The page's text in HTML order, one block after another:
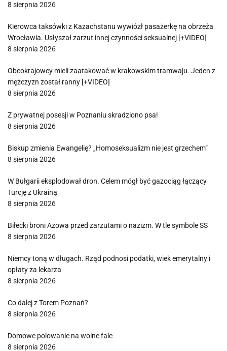
8 sierpnia 2026
Kierowca taksówki z Kazachstanu wywiózł pasażerkę na obrzeża
Wrocławia. Usłyszał zarzut innej czynności seksualnej [+VIDEO]
8 sierpnia 2026
Obcokrajowcy mieli zaatakować w krakowskim tramwaju. Jeden z
mężczyzn został ranny [+VIDEO]
8 sierpnia 2026
Z prywatnej posesji w Poznaniu skradziono psa!
8 sierpnia 2026
Biskup zmienia Ewangelię? „Homoseksualizm nie jest grzechem”
8 sierpnia 2026
W Bułgarii eksplodował dron. Celem mógł być gazociąg łączący
Turcję z Ukrainą
8 sierpnia 2026
Biłecki broni Azowa przed zarzutami o nazizm. W tle symbole SS
8 sierpnia 2026
Niemcy toną w długach. Rząd podnosi podatki, wiek emerytalny i
opłaty za lekarza
8 sierpnia 2026
Co dalej z Torem Poznań?
8 sierpnia 2026
Domowe polowanie na wolne fale
8 sierpnia 2026